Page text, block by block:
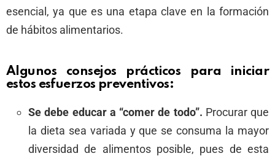
esencial, ya que es una etapa clave en la formación
de hábitos alimentarios.
Algunos consejos prácticos para iniciar
estos esfuerzos preventivos:
Se debe educar a “comer de todo”. Procurar que
la dieta sea variada y que se consuma la mayor
diversidad de alimentos posible, pues de esta